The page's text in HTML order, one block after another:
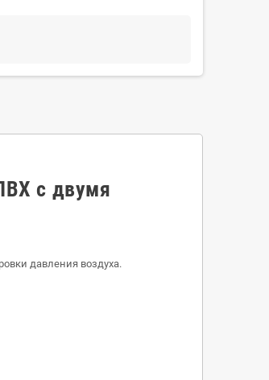
с двумя
давления воздуха.